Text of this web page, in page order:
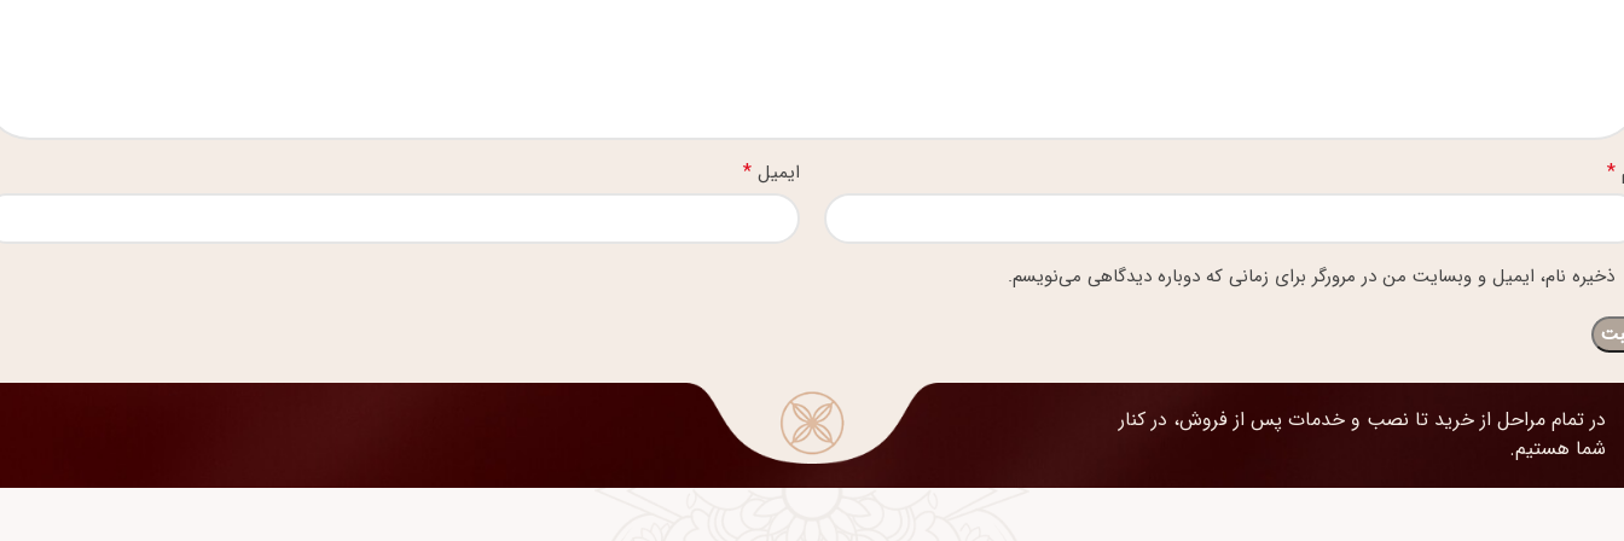
* ایمیل *
ذخیره نام، ایمیل و وبسایت من در مرورگر برای زمانی که دوباره دیدگاهی می‌نویسم.
در تمام مراحل از خرید تا نصب و خدمات پس از فروش، در کنار
شما هستیم.